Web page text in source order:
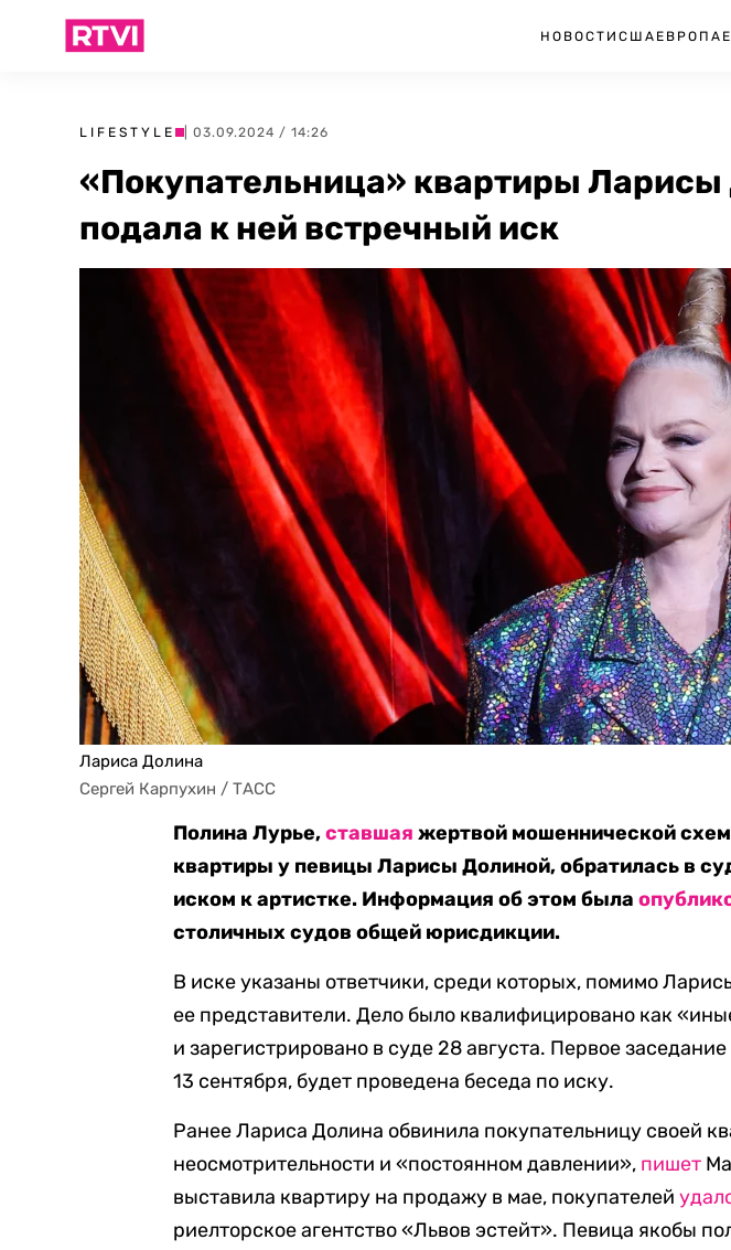
НОВОСТИ США ЕВРОПА
LIFESTYLE | 03.09.2024 / 14:26
«Покупательница» квартиры
подала к ней встречный иск
Лариса Долина
Сергей Карпухин / ТАСС
Полина Лурье,ставшая жертвой мошеннической
квартиры у певицы Ларисы Долиной, обратилась в
иском к артистке. Информация об этом была
столичных судов общей юрисдикции.
В иске указаны ответчики, среди которых, помимо
ее представители. Дело было квалифицировано как
и зарегистрировано в суде 28 августа. Первое
13 сентября, будет проведена беседа по иску.
Ранее Лариса Долина обвинила покупательницу своей
неосмотрительности и «постоянном давлении», пишет
выставила квартиру на продажу в мае, покупателей
риелторское агентство «Львов эстейт». Певица якобы